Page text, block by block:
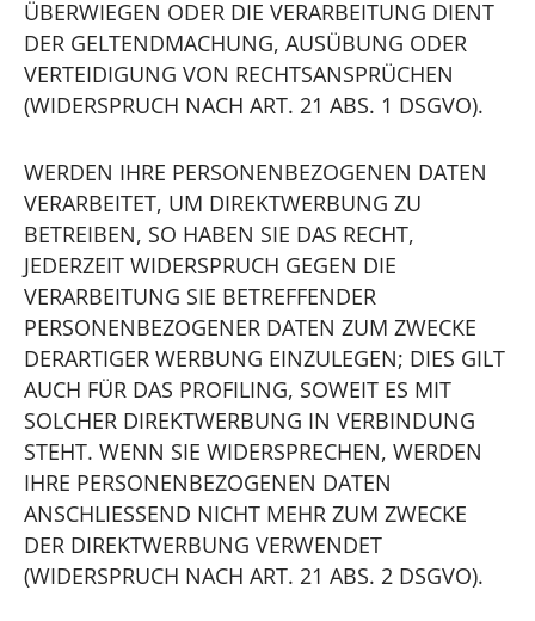
ÜBERWIEGEN ODER DIE VERARBEITUNG DIENT
DER GELTENDMACHUNG, AUSÜBUNG ODER
VERTEIDIGUNG VON RECHTSANSPRÜCHEN
(WIDERSPRUCH NACH ART. 21 ABS. 1 DSGVO).
WERDEN IHRE PERSONENBEZOGENEN DATEN
VERARBEITET, UM DIREKTWERBUNG ZU
BETREIBEN, SO HABEN SIE DAS RECHT,
JEDERZEIT WIDERSPRUCH GEGEN DIE
VERARBEITUNG SIE BETREFFENDER
PERSONENBEZOGENER DATEN ZUM ZWECKE
DERARTIGER WERBUNG EINZULEGEN; DIES GILT
AUCH FÜR DAS PROFILING, SOWEIT ES MIT
SOLCHER DIREKTWERBUNG IN VERBINDUNG
STEHT. WENN SIE WIDERSPRECHEN, WERDEN
IHRE PERSONENBEZOGENEN DATEN
ANSCHLIESSEND NICHT MEHR ZUM ZWECKE
DER DIREKTWERBUNG VERWENDET
(WIDERSPRUCH NACH ART. 21 ABS. 2 DSGVO).